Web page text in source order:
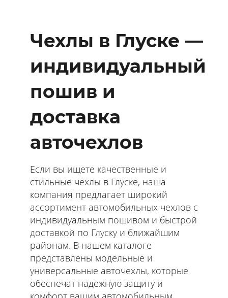
Чехлы в Глуске —
индивидуальный
пошив и
доставка
авточехлов
Если вы ищете качественные и
стильные чехлы в Глуске, наша
компания предлагает широкий
ассортимент автомобильных чехлов с
индивидуальным пошивом и быстрой
доставкой по Глуску и ближайшим
районам. В нашем каталоге
представлены модельные и
универсальные авточехлы, которые
обеспечат надежную защиту и